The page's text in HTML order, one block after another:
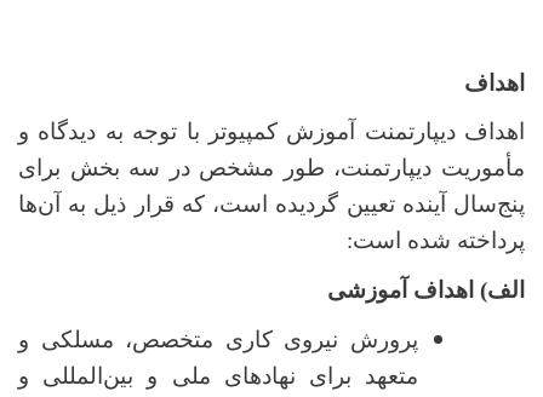
اهداف
اهداف دیپارتمنت آموزش کمپیوتر با توجه به دیدگاه و
مأموریت دیپارتمنت، طور مشخص در سه بخش برای
پنج‌سال آینده تعیین گردیده است، که قرار ذیل به آن‌ها
پرداخته شده است:
الف) اهداف آموزشی
پرورش نیروی کاری متخصص، مسلکی و
متعهد برای نهادهای ملی و بین‌المللی و